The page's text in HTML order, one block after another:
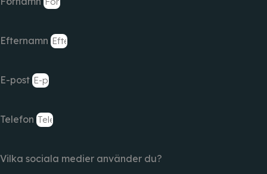
Efternamn
E-post
Telefon
Vilka sociala medier använder du?